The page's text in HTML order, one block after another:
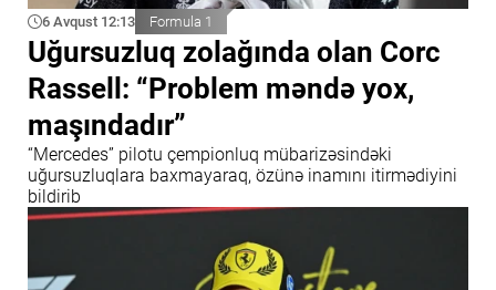
6 Avqust 12:13 Formula 1
Uğursuzluq zolağında olan Corc
Rassell: “Problem məndə yox,
maşındadır”
“Mercedes” pilotu çempionluq mübarizəsindəki
uğursuzluqlara baxmayaraq, özünə inamını itirmədiyini
bildirib